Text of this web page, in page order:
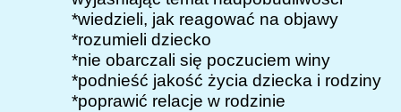
*wiedzieli, jak reagować na objawy
*rozumieli dziecko
*nie obarczali się poczuciem winy
*podnieść jakość życia dziecka i rodziny
*poprawić relacje w rodzinie